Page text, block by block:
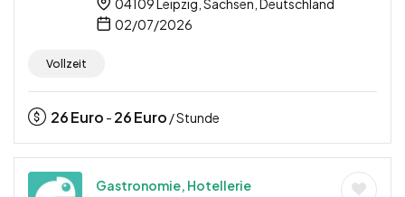
04109 Leipzig, Sachsen, Deutschland
02/07/2026
Vollzeit
26Euro - 26Euro / Stunde
Gastronomie, Hotellerie